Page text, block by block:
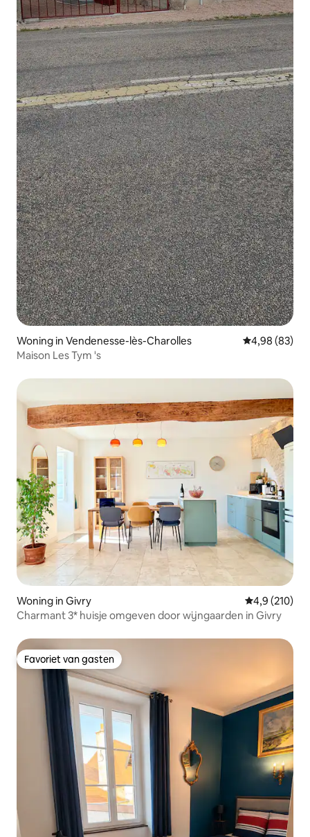
Woning in Vendenesse-lès-Charolles Gemiddelde
4,98 (83)
Maison Les Tym 's
Woning in Givry Gemiddelde
4,9 (210)
Charmant 3* huisje omgeven door wijngaarden in Givry
Favoriet van gasten
Favoriet van gasten